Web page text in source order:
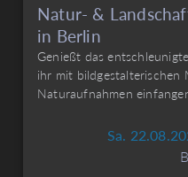
Natur- &
in Berlin
Genießt das
ihr mit
Naturaufnahmen
Sa.